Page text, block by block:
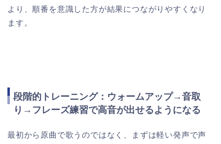
より、順番を意識した方が結果につながりやすくなり
ます。
段階的トレーニング：ウォームアップ→音取
り→フレーズ練習で高音が出せるようになる
最初から原曲で歌うのではなく、まずは軽い発声で声